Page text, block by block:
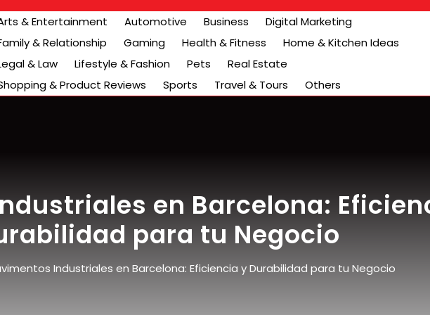
& Entertainment Automotive Business
Digital Marketing
& Relationship
Gaming Health & Fitness
Home & Kitchen Ideas
& Law
Lifestyle & Fashion Pets
Real Estate
& Product Reviews
Sports Travel & Tours Others
en Barcelona:
para tu Negocio
Industriales en Barcelona: Eficiencia y Durabilidad para tu Negocio